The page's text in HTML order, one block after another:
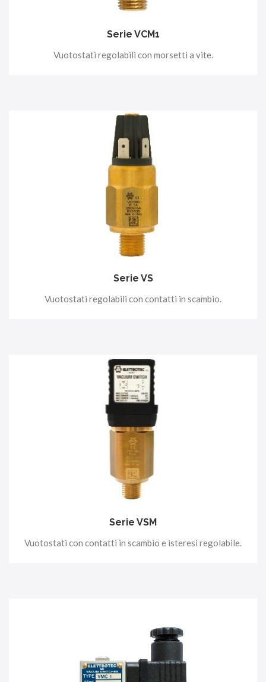
Serie VCM1
Vuotostati regolabili con morsetti a vite.
Serie VS
Vuotostati regolabili con contatti in scambio.
Serie VSM
Vuotostati con contatti in scambio e isteresi regolabile.